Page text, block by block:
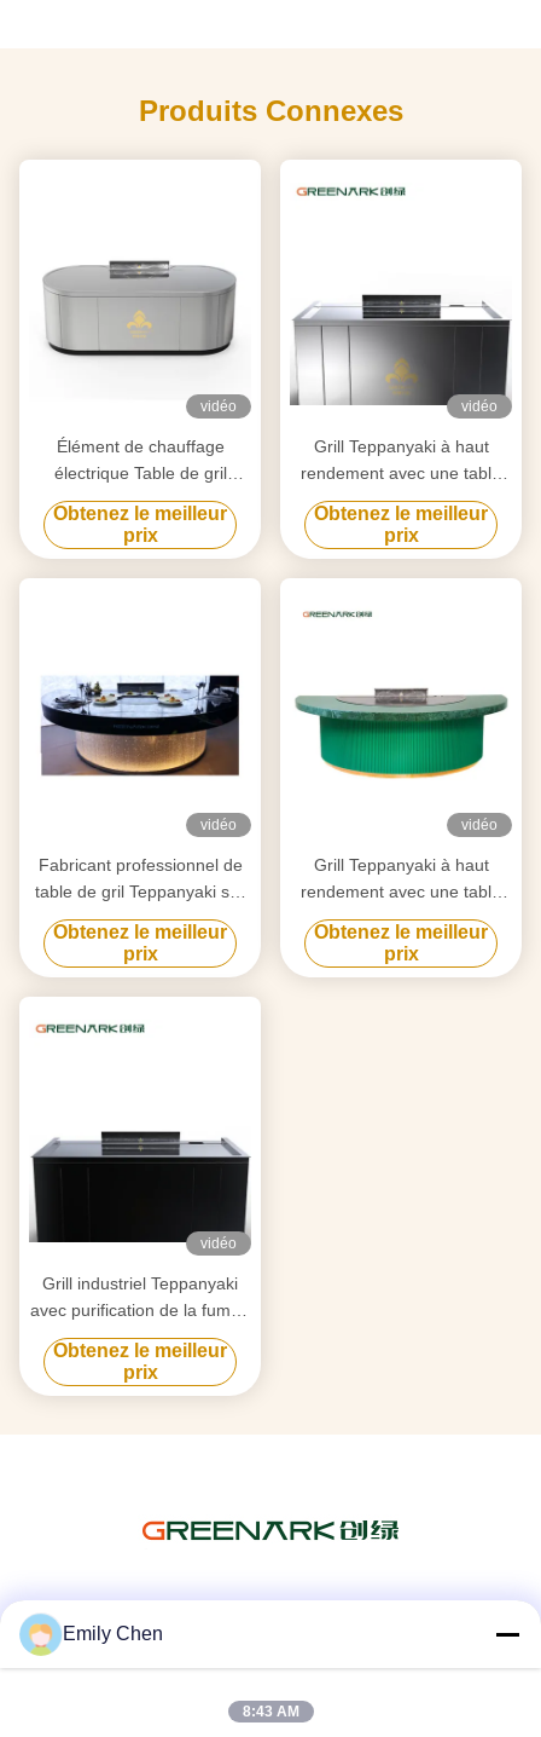
Produits Connexes
vidéo
Élément de chauffage
électrique Table de gril
Teppanyaki pour la
purification personnalisée
selon vos besoins
Obtenez le meilleur
prix
vidéo
Grill Teppanyaki à haut
rendement avec une table
de 20 mm en acier allié de
qualité alimentaire et un
chauffage intelligent
Obtenez le meilleur
prix
vidéo
Fabricant professionnel de
table de gril Teppanyaki sur
mesure avec design gratuit
fournisseur fiable
d'équipement de gril Hibachi
Obtenez le meilleur
prix
vidéo
Grill Teppanyaki à haut
rendement avec une table
de 20 mm en acier allié de
qualité alimentaire et un
chauffage intelligent
Obtenez le meilleur
prix
vidéo
Grill industriel Teppanyaki
avec purification de la fumée
par triple flux d'air et
technologie anti-obstruction
Obtenez le meilleur
prix
Emily Chen
8:43 AM